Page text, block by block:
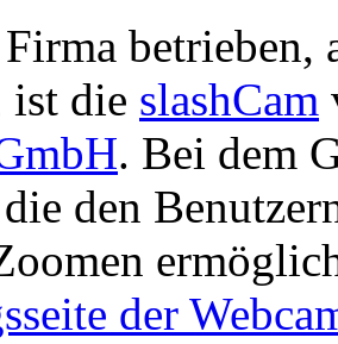
betrieben,
ist die slashCam
. Bei dem
den
der